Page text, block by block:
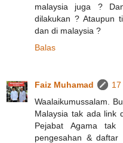
malaysia juga ?
dilakukan ? Ataupun
dan di malaysia ?
Balas
Faiz Muhamad
Waalaikumussalam.
Malaysia tak ada link
Pejabat Agama
pengesahan &